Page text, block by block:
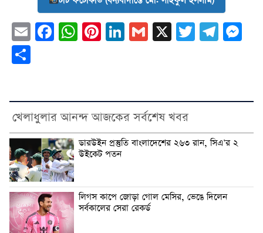
EmailFacebook
WhatsApp
Pinterest
LinkedIn
Gmail
X Twitter
খেলাধুলার আনন্দ আজকের সর্বশেষ খবর
ডারউইন প্রস্তুতি বাংলাদেশের ২৬৩ রান, সিএ’র ২
উইকেট পতন
লিগস কাপে জোড়া গোল মেসির, ভেঙে দিলেন
সর্বকালের সেরা রেকর্ড